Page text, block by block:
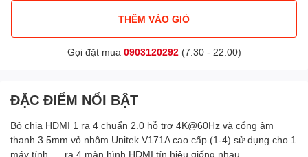
THÊM VÀO GIỎ
Gọi đặt mua 0903120292(7:30 - 22:00)
ĐẶC ĐIỂM NỔI BẬT
Bộ chia HDMI 1 ra 4 chuẩn 2.0 hỗ trợ 4K@60Hz và cổng âm
thanh 3.5mm vỏ nhôm Unitek V171A cao cấp (1-4) sử dụng cho 1
máy tính..... ra 4 màn hình HDMI tín hiệu giống nhau.